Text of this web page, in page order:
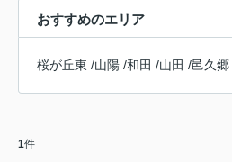
おすすめのエリア
桜が丘東 /山陽 /和田 /山田 /邑久郷
1件